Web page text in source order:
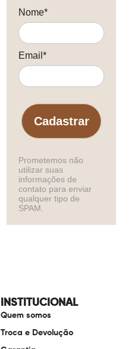
Nome*
Email*
Cadastrar
Prometemos não
utilizar suas
informações de
contato para enviar
qualquer tipo de
SPAM.
INSTITUCIONAL
Quem somos
Troca e Devolução